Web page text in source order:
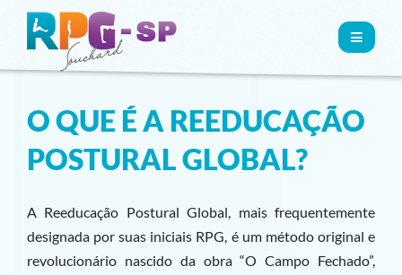
MENU
O QUE É A REEDUCAÇÃO
POSTURAL GLOBAL?
A Reeducação Postural Global, mais frequentemente
designada por suas iniciais RPG, é um método original e
revolucionário nascido da obra “O Campo Fechado”,